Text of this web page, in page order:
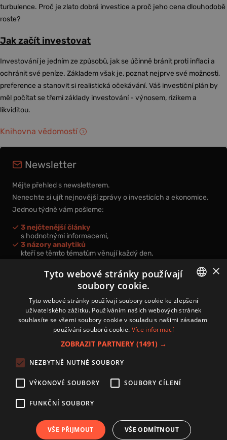
turbulence. Proč je zlato dobrá investice a proč jeho cena dlouhodobě
roste?
Jak začít investovat
Investování je jedním ze způsobů, jak se účinně bránit proti inflaci a
ochránit své peníze. Základem však je, poznat nejprve své možnosti,
preference a stanovit si realistická očekávání. Váš investiční plán by
měl počítat se třemi základy investování - výnosem, rizikem a
likviditou.
Knihovna vědomostí
Newsletter
Mějte přehled s newsletterem.
Nenechte si ujít nejnovější zprávy o investicích a ekonomice.
Jednou týdně vám pošleme:
3 nejčtenější články
s hodnotnými informacemi,
3 názory analytiků
kteří se těmto tématům věnují každý den,
nová videa a podcasty
k prohloubení vašich znalostí.
Přihlášením k newsletteru vyjadřujete svůj souhlas spodmínkami
zpracování osobních údajů.
Zásady používání souborů cookies
Autoři
Nastavení cookies
CZECH
×
Tyto webové stránky používají
soubory cookie.
Tyto webové stránky používají soubory cookie ke zlepšení
uživatelského zážitku. Používáním našich webových stránek
souhlasíte se všemi soubory cookie v souladu s našimi zásadami
používání souborů cookie. Více informací
ZOBRAZIT PARTNERY (1491) →
NEZBYTNĚ NUTNÉ SOUBORY
VÝKONOVÉ SOUBORY SOUBORY CÍLENÍ
FUNKČNÍ SOUBORY
VŠE PŘIJMOUT VŠE ODMÍTNOUT